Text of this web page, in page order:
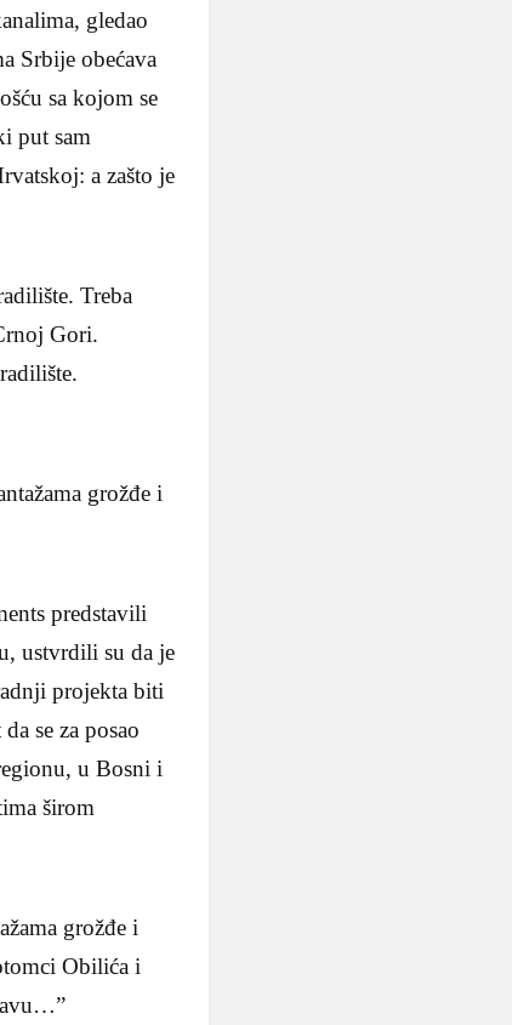
gledao
Srbije obećava
sa kojom se
put sam
a zašto je
Treba
Gori.
grožđe i
predstavili
ustvrdili su da je
projekta biti
se za posao
u Bosni i
širom
grožđe i
Obilića i